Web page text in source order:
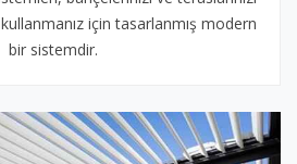
kullanmanız için tasarlanmış modern
bir sistemdir.